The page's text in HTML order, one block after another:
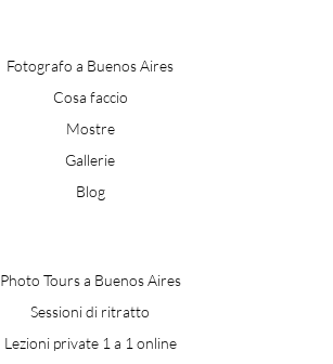
Fotografo a Buenos Aires
Cosa faccio
Mostre
Gallerie
Blog
Photo Tours a Buenos Aires
Sessioni di ritratto
Lezioni private 1 a 1 online